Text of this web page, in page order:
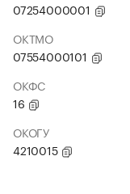
07254000001
ОКТМО
07554000101
ОКФС
16
ОКОГУ
4210015